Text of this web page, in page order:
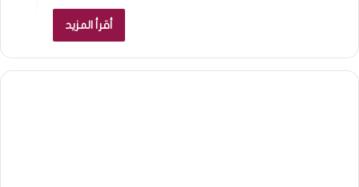
أقرأ المزيد